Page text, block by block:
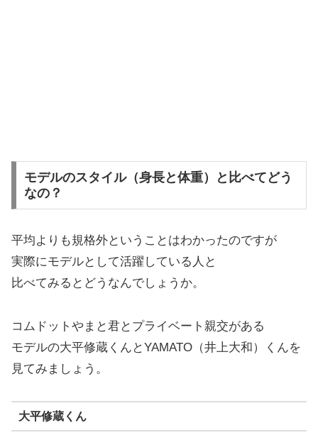
モデルのスタイル（身長と体重）と比べてどう
なの？
平均よりも規格外ということはわかったのですが
実際にモデルとして活躍している人と
比べてみるとどうなんでしょうか。
コムドットやまと君とプライベート親交がある
モデルの大平修蔵くんとYAMATO（井上大和）くんを
見てみましょう。
大平修蔵くん